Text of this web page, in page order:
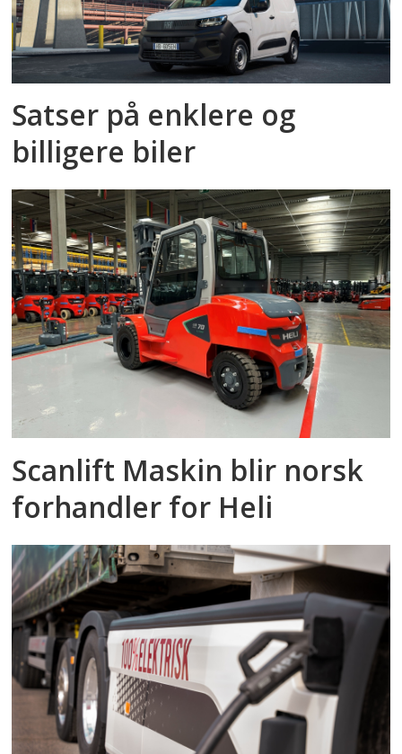
Satser på enklere og
billigere biler
Scanlift Maskin blir norsk
forhandler for Heli